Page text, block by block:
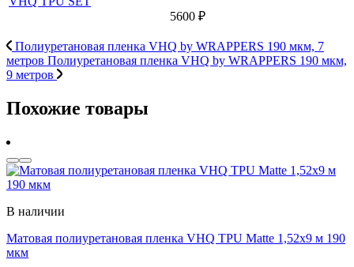
5600 ₽
Полиуретановая пленка VHQ by WRAPPERS 190 мкм, 7
метров Полиуретановая пленка VHQ by WRAPPERS 190 мкм,
9 метров
Похожие товары
В наличии
Матовая полиуретановая пленка VHQ TPU Matte 1,52х9 м 190
мкм